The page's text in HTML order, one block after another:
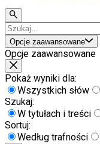
Opcje zaawansowane
Opcje zaawansowane
Pokaż wyniki dla:
Wszystkich słów
Szukaj:
W tytułach i treści
Sortuj:
Według trafności